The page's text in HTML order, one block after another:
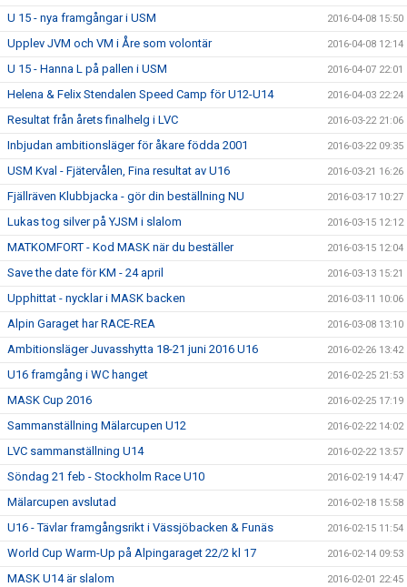
U 15 - nya framgångar i USM 2016-04-08 15:50
Upplev JVM och VM i Åre som volontär 2016-04-08 12:14
U 15 - Hanna L på pallen i USM 2016-04-07 22:01
Helena & Felix Stendalen Speed Camp för U12-U14 2016-04-03 22:24
Resultat från årets finalhelg i LVC 2016-03-22 21:06
Inbjudan ambitionsläger för åkare födda 2001 2016-03-22 09:35
USM Kval - Fjätervålen, Fina resultat av U16 2016-03-21 16:26
Fjällräven Klubbjacka - gör din beställning NU 2016-03-17 10:27
Lukas tog silver på YJSM i slalom 2016-03-15 12:12
MATKOMFORT - Kod MASK när du beställer 2016-03-15 12:04
Save the date för KM - 24 april 2016-03-13 15:21
Upphittat - nycklar i MASK backen 2016-03-11 10:06
Alpin Garaget har RACE-REA 2016-03-08 13:10
Ambitionsläger Juvasshytta 18-21 juni 2016 U16 2016-02-26 13:42
U16 framgång i WC hanget 2016-02-25 21:53
MASK Cup 2016 2016-02-25 17:19
Sammanställning Mälarcupen U12 2016-02-22 14:02
LVC sammanställning U14 2016-02-22 13:57
Söndag 21 feb - Stockholm Race U10 2016-02-19 14:47
Mälarcupen avslutad 2016-02-18 15:58
U16 - Tävlar framgångsrikt i Vässjöbacken & Funäs 2016-02-15 11:54
World Cup Warm-Up på Alpingaraget 22/2 kl 17 2016-02-14 09:53
MASK U14 är slalom 2016-02-01 22:45